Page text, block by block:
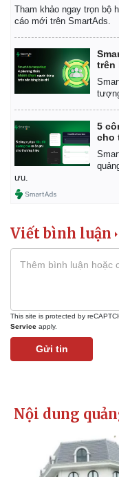
Tham khảo ngay trọn bộ
cáo mới trên SmartAds.
trên
5
cho
ưu.
Viết bình luận
This site is protected by
Service apply.
Gửi tin